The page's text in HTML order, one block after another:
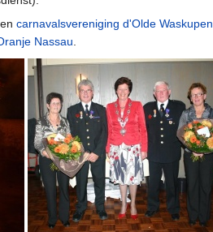
carnavalsvereniging d'Olde Waskupen
Nassau.